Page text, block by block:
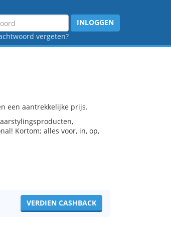
vergeten?
INLOGGEN
een aantrekkelijke prijs.
Kortom; alles voor, in, op,
VERDIEN CASHBACK